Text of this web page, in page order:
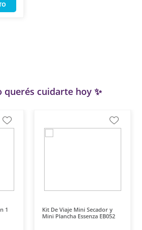
querés cuidarte hoy ✨
Kit De Viaje Mini Secador y
Mini Plancha Essenza EB052